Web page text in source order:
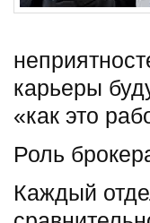
карьеры
«как это
Роль
Каждый